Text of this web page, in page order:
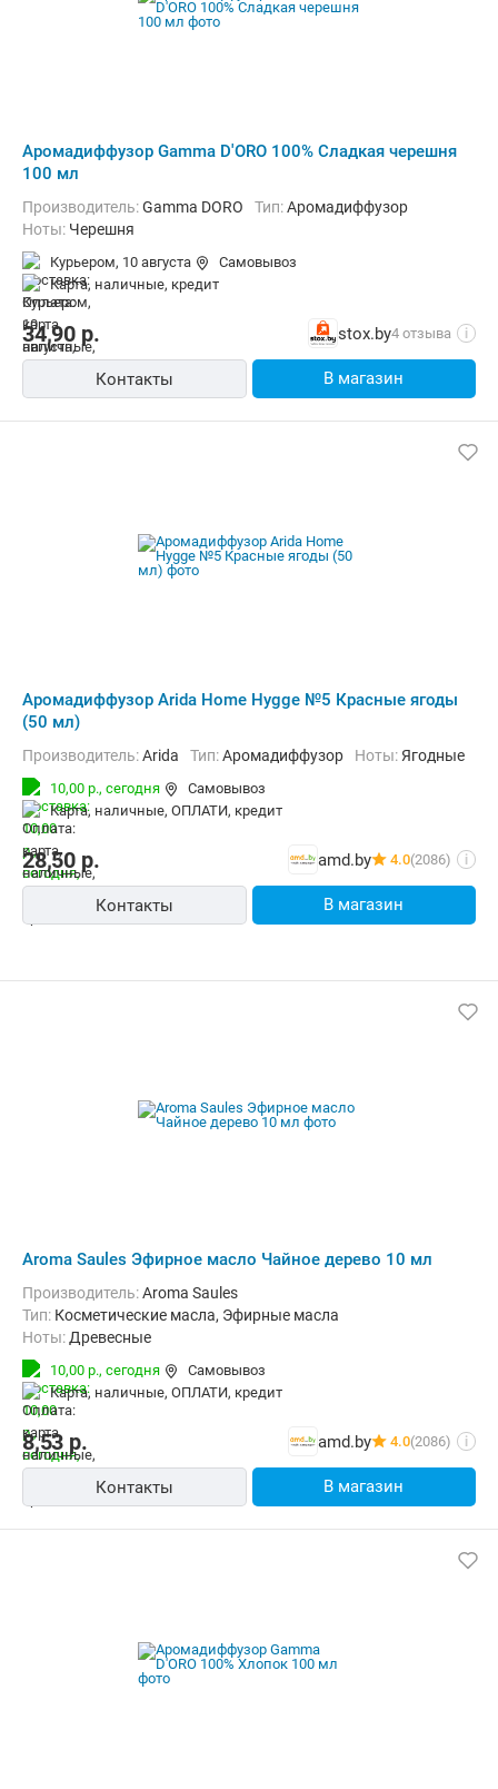
Аромадиффузор Gamma D'ORO 100% Сладкая черешня
100 мл
Производитель:Gamma DORO Тип:Аромадиффузор
Ноты: Черешня
Курьером, 10 августа
Самовывоз
карта, наличные, кредит
34,90 р. stox.by4 отзыва i
Контакты В магазин
Аромадиффузор Arida Home Hygge №5 Красные ягоды
(50 мл)
Производитель:Arida Тип:Аромадиффузор Ноты: Ягодные
10,00 р., сегодня
Самовывоз
карта, наличные, ОПЛАТИ, кредит
28,50 р. amd.by 4.0(2086) i
Контакты В магазин
Aroma Saules Эфирное масло Чайное дерево 10 мл
Производитель:Aroma Saules
Тип: Косметические масла, Эфирные масла
Ноты: Древесные
10,00 р., сегодня
Самовывоз
карта, наличные, ОПЛАТИ, кредит
8,53 р. amd.by 4.0(2086) i
Контакты В магазин